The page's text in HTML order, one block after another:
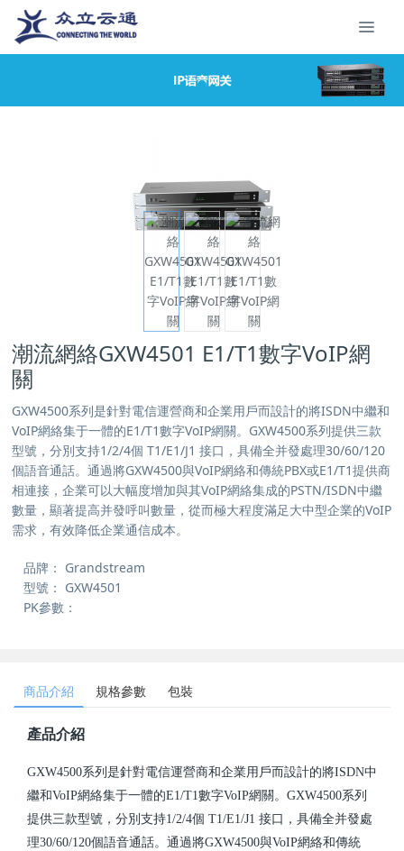
潮流網絡GXW4501 E1/T1數字VoIP網
關
GXW4500系列是針對電信運營商和企業用戶而設計的將ISDN中繼和
VoIP網絡集于一體的E1/T1數字VoIP網關。GXW4500系列提供三款
型號，分別支持1/2/4個 T1/E1/J1 接口，具備全并發處理30/60/120
個語音通話。通過將GXW4500與VoIP網絡和傳統PBX或E1/T1提供商
相連接，企業可以大幅度增加與其VoIP網絡集成的PSTN/ISDN中繼
數量，顯著提高并發呼叫數量，從而極大程度滿足大中型企業的VoIP
需求，有效降低企業通信成本。
品牌： Grandstream
型號： GXW4501
PK參數：
商品介紹 規格參數 包裝
產品介紹
GXW4500系列是針對電信運營商和企業用戶而設計的將ISDN中
繼和VoIP網絡集于一體的E1/T1數字VoIP網關。GXW4500系列
提供三款型號，分別支持1/2/4個 T1/E1/J1 接口，具備全并發處
理30/60/120個語音通話。通過將GXW4500與VoIP網絡和傳統